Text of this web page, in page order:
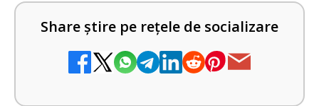
Share știre pe rețele de socializare